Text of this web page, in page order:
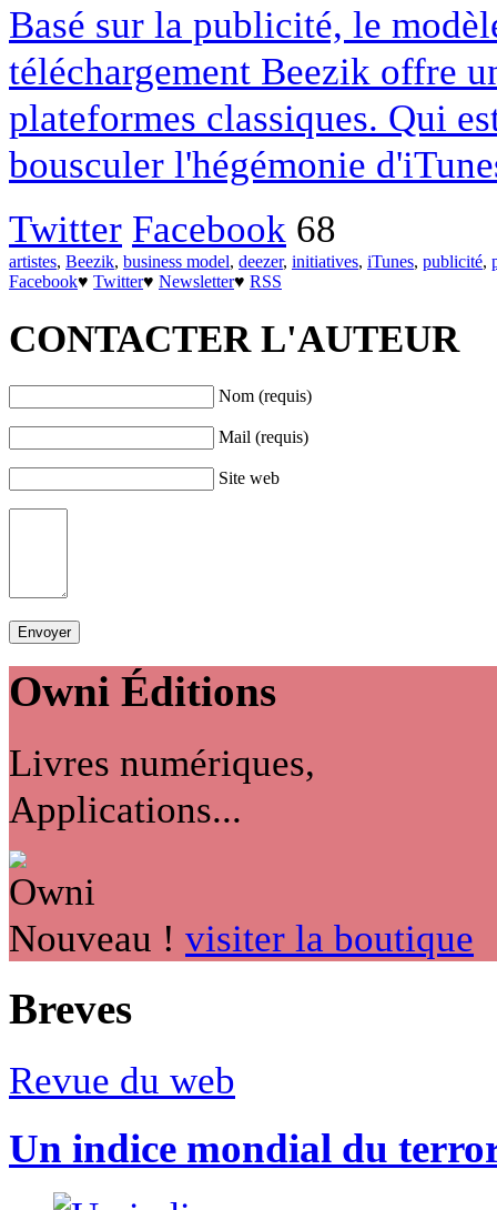
Basé sur la publicité, le
téléchargement Beezik offre
plateformes classiques. Qui
bousculer l'hégémonie
Twitter Facebook 68
artistes, Beezik, business model, deezer, initiatives, iTunes, publicité,
Facebook♥ Twitter♥ Newsletter♥ RSS
CONTACTER L'AUTEUR
Nom (requis)
Mail (requis)
Site web
Owni Éditions
Livres numériques,
Applications...
Nouveau ! visiter la boutique
Breves
Revue du web
Un indice mondial du